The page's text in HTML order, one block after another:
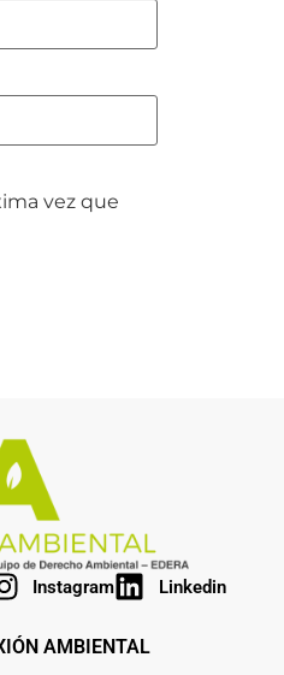
vez que
Instagram Linkedin
AMBIENTAL